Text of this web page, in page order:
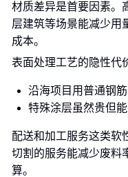
材质差异是首要因素。
层建筑等场景能减少用
成本。
表面处理工艺的隐性代
沿海项目用普通钢
特殊涂层虽然贵但
配送和加工服务这类软
切割的服务能减少废料
算。